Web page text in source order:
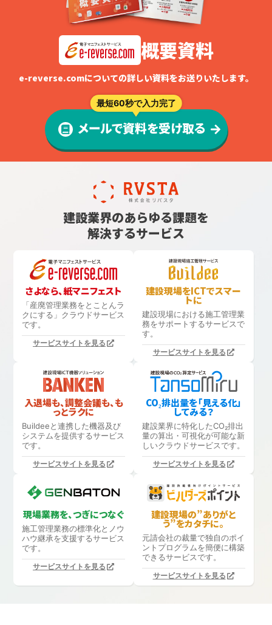
概要資料
e-reverse.comについての詳しい資料をお送りいたします。
最短60秒で入力完了
メールで資料を受け取る
建設業界のあらゆる課題を
解決するサービス
さよなら、紙マニフェスト
「産廃管理業務をとことんラ
クにする」 クラウドサービス
です。
サービスサイトを見る
建設現場をICTでスマー
トに
建設現場における施工管理業
務をサポートするサービスで
す。
サービスサイトを見る
入退場も、調整会議も、も
っとラクに
Buildeeと連携した機器及び
システムを提供するサービス
です。
サービスサイトを見る
CO₂排出量を「見える化」
してみる？
建設業界に特化したCO₂排出
量の算出・可視化が可能な新
しいクラウドサービスです。
サービスサイトを見る
現場業務を、つぎにつなぐ
施工管理業務の標準化と ノウ
ハウ継承を支援するサービス
です。
サービスサイトを見る
建設現場の”ありがと
う”をカタチに。
元請会社の裁量で独自のポイ
ントプログラムを簡便に構築
できるサービスです。
サービスサイトを見る